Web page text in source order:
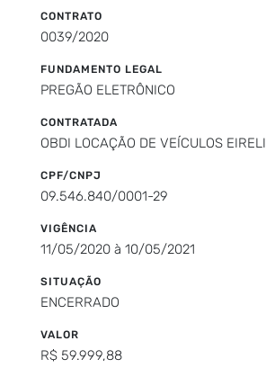
CONTRATO
0039/2020
FUNDAMENTO LEGAL
PREGÃO ELETRÔNICO
CONTRATADA
OBDI LOCAÇÃO DE VEÍCULOS EIRELI
CPF/CNPJ
09.546.840/0001-29
VIGÊNCIA
11/05/2020 à 10/05/2021
SITUAÇÃO
ENCERRADO
VALOR
R$ 59.999,88